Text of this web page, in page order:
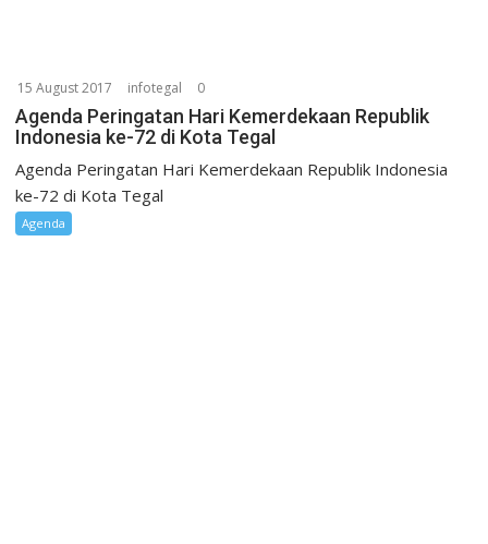
15 August 2017 infotegal 0
Agenda Peringatan Hari Kemerdekaan Republik
Indonesia ke-72 di Kota Tegal
Agenda Peringatan Hari Kemerdekaan Republik Indonesia
ke-72 di Kota Tegal
Agenda